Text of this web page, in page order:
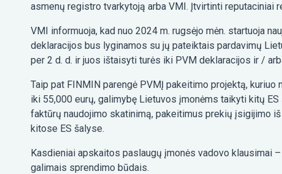
asmenų registro tvarkytoją arba VMI. Įtvirtinti reputaciniai
VMI informuoja, kad nuo 2024 m. rugsėjo mėn. startuoja
deklaracijos bus lyginamos su jų pateiktais pardavimų
per 2 d. d. ir juos ištaisyti turės iki PVM deklaracijos ir /
Taip pat FINMIN parengė PVMĮ pakeitimo projektą,
iki 55,000 eurų, galimybę Lietuvos įmonėms taikyti kitų
faktūrų naudojimo skatinimą, pakeitimus prekių įsigijimo
kitose ES šalyse.
Kasdieniai apskaitos paslaugų įmonės vadovo klausimai
galimais sprendimo būdais.